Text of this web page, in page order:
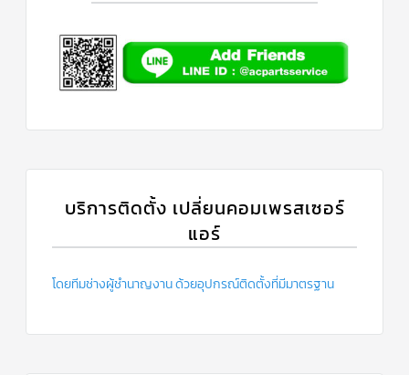
บริการติดตั้ง เปลี่ยนคอมเพรสเซอร์
แอร์
โดยทีมช่างผู้ชำนาญงาน ด้วยอุปกรณ์ติดตั้งที่มีมาตรฐาน